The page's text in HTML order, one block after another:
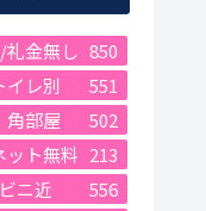
礼金無し 850
イレ別
551
角部屋
502
ット無料 213
ニ近
556